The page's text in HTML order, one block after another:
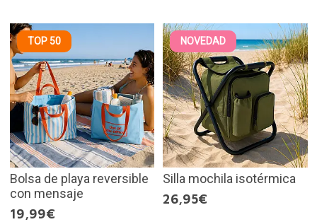
TOP 50
Bolsa de playa reversible
con mensaje
19,99€
NOVEDAD
Silla mochila isotérmica
26,95€